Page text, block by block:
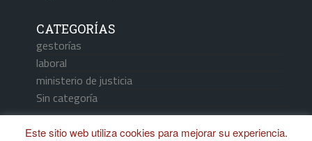
CATEGORÍAS
gestorías
laboral
ministerio de justicia
Sin categoría
Este sitio web utiliza cookies para mejorar su experiencia.